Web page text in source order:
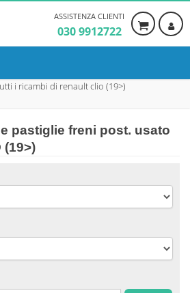
ASSISTENZA CLIENTI
030 9912722
i ricambi di renault clio (19>)
pastiglie freni post. usato
(19>)